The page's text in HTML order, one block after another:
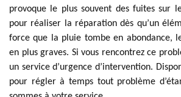
provoque le plus souvent des fuites sur
pour réaliser la réparation dès qu’un
force que la pluie tombe en abondance,
en plus graves. Si vous rencontrez ce
un service d’urgence d’intervention.
pour régler à temps tout problème